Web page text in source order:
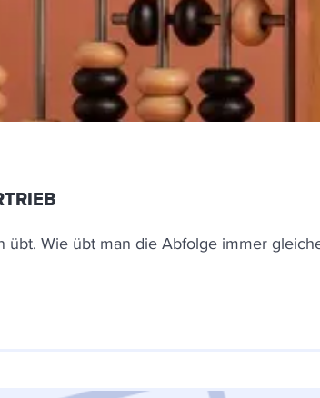
Wie übt man die Abfolge immer